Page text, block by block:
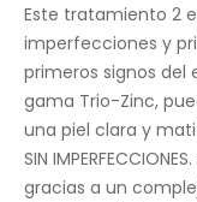
Este tratamiento 2
imperfecciones y
primeros signos del
gama Trio-Zinc,
una piel clara y
SIN
gracias a un